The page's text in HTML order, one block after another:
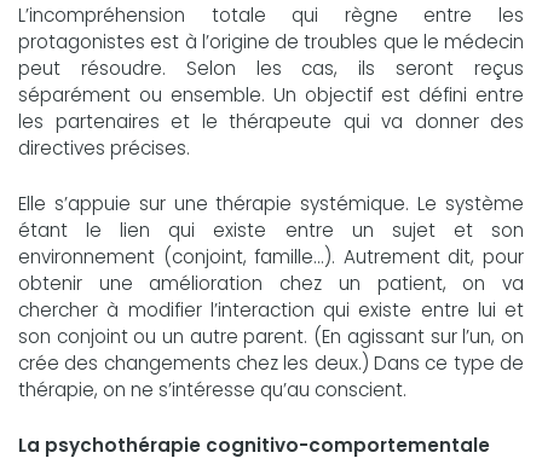
L’incompréhension totale qui règne entre les
protagonistes est à l’origine de troubles que le médecin
peut résoudre. Selon les cas, ils seront reçus
séparément ou ensemble. Un objectif est défini entre
les partenaires et le thérapeute qui va donner des
directives précises.
Elle s’appuie sur une thérapie systémique. Le système
étant le lien qui existe entre un sujet et son
environnement (conjoint, famille...). Autrement dit, pour
obtenir une amélioration chez un patient, on va
chercher à modifier l’interaction qui existe entre lui et
son conjoint ou un autre parent. (En agissant sur l’un, on
crée des changements chez les deux.) Dans ce type de
thérapie, on ne s’intéresse qu’au conscient.
La psychothérapie cognitivo-comportementale